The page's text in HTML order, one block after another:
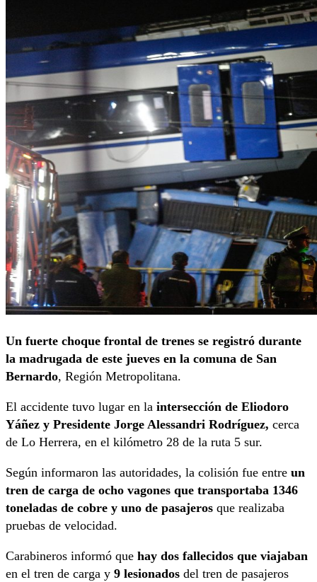
Un fuerte choque frontal de trenes se registró durante
la madrugada de este jueves en la comuna de San
Bernardo, Región Metropolitana.
El accidente tuvo lugar en la intersección de Eliodoro
Yáñez y Presidente Jorge Alessandri Rodríguez, cerca
de Lo Herrera, en el kilómetro 28 de la ruta 5 sur.
Según informaron las autoridades, la colisión fue entre un
tren de carga de ocho vagones que transportaba 1346
toneladas de cobre y uno de pasajeros que realizaba
pruebas de velocidad.
Carabineros informó que hay dos fallecidos que viajaban
en el tren de carga y 9 lesionados del tren de pasajeros